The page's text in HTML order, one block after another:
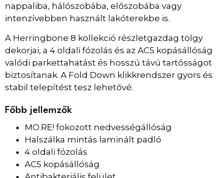
nappaliba, hálószobába, előszobába vagy
intenzívebben használt lakóterekbe is.
A Herringbone 8 kollekció részletgazdag tölgy
dekorjai, a 4 oldali fózolás és az AC5 kopásállóság
valódi parkettahatást és hosszú távú tartósságot
biztosítanak. A Fold Down klikkrendszer gyors és
stabil telepítést tesz lehetővé.
Főbb jellemzők
MO.RE! fokozott nedvességállóság
Halszálka mintás laminált padló
4 oldali fózolás
AC5 kopásállóság